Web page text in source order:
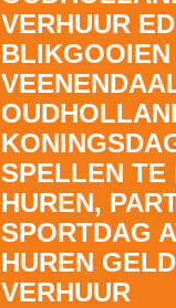
VERHUUR
SPELLEN TE
HUREN,
SPORTDAG
HUREN
VERHUUR